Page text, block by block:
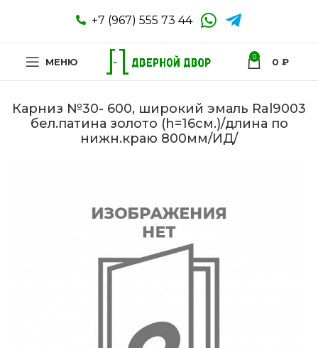
+7 (967) 555 73 44
МЕНЮ 0 0 ₽
Карниз №30- 600, широкий эмаль Ral9003
бел.патина золото (h=16см.)/длина по
нижн.краю 800мм/ИД/